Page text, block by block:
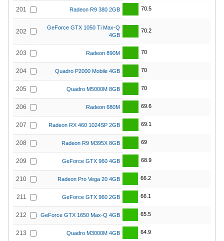
201 Radeon R9 380 2GB 70.5
202
GeForce GTX 1050 Ti Max-Q
4GB
70.2
203 Radeon 890M 70
204 Quadro P2000 Mobile 4GB 70
205 Quadro M5000M 8GB 70
206 Radeon 680M 69.6
207 Radeon RX 460 1024SP 2GB 69.1
208 Radeon R9 M395X 8GB 69
209 GeForce GTX 960 4GB 68.9
210 Radeon Pro Vega 20 4GB 66.2
211 GeForce GTX 960 2GB 66.1
212 GeForce GTX 1650 Max-Q 4GB 65.5
213 Quadro M3000M 4GB 64.9